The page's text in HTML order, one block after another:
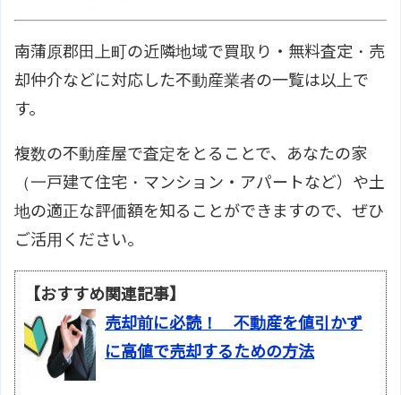
南蒲原郡田上町の近隣地域で買取り・無料査定・売
却仲介などに対応した不動産業者の一覧は以上で
す。
複数の不動産屋で査定をとることで、あなたの家
（一戸建て住宅・マンション・アパートなど）や土
地の適正な評価額を知ることができますので、ぜひ
ご活用ください。
【おすすめ関連記事】
売却前に必読！ 不動産を値引かず
に高値で売却するための方法